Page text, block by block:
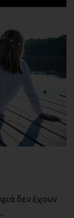
δεν έχουν